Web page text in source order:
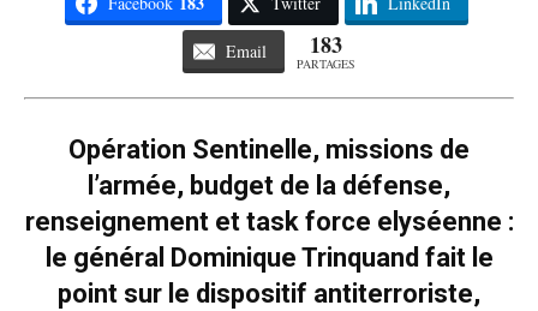
Email 183
PARTAGES
Opération Sentinelle, missions de
l’armée, budget de la défense,
renseignement et task force elyséenne :
le général Dominique Trinquand fait le
point sur le dispositif antiterroriste,